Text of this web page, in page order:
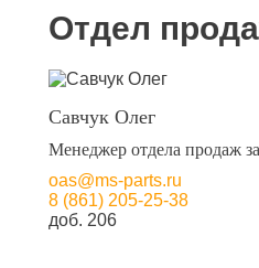
Отдел
Савчук Олег
Менеджер отдела продаж
oas@ms-parts.ru
8 (861) 205-25-38
доб. 206